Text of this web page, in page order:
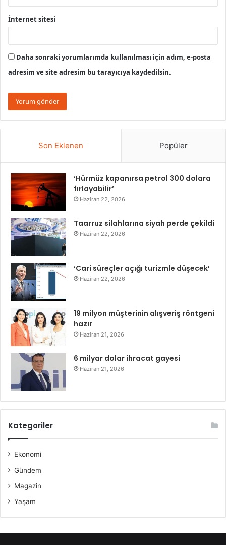
İnternet sitesi
Daha sonraki yorumlarımda kullanılması için adım, e-posta
adresim ve site adresim bu tarayıcıya kaydedilsin.
Son Eklenen Popüler
‘Hürmüz kapanırsa petrol 300 dolara
fırlayabilir’
Haziran 22, 2026
Taarruz silahlarına siyah perde çekildi
Haziran 22, 2026
‘Cari süreçler açığı turizmle düşecek’
Haziran 22, 2026
19 milyon müşterinin alışveriş röntgeni
hazır
Haziran 21, 2026
6 milyar dolar ihracat gayesi
Haziran 21, 2026
Kategoriler
Ekonomi
Gündem
Magazin
Yaşam